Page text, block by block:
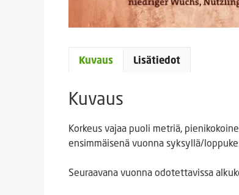
Kuvaus Lisätiedot
Kuvaus
Korkeus vajaa puoli metriä,
ensimmäisenä vuonna syksyllä/
Seuraavana vuonna odotettavissa